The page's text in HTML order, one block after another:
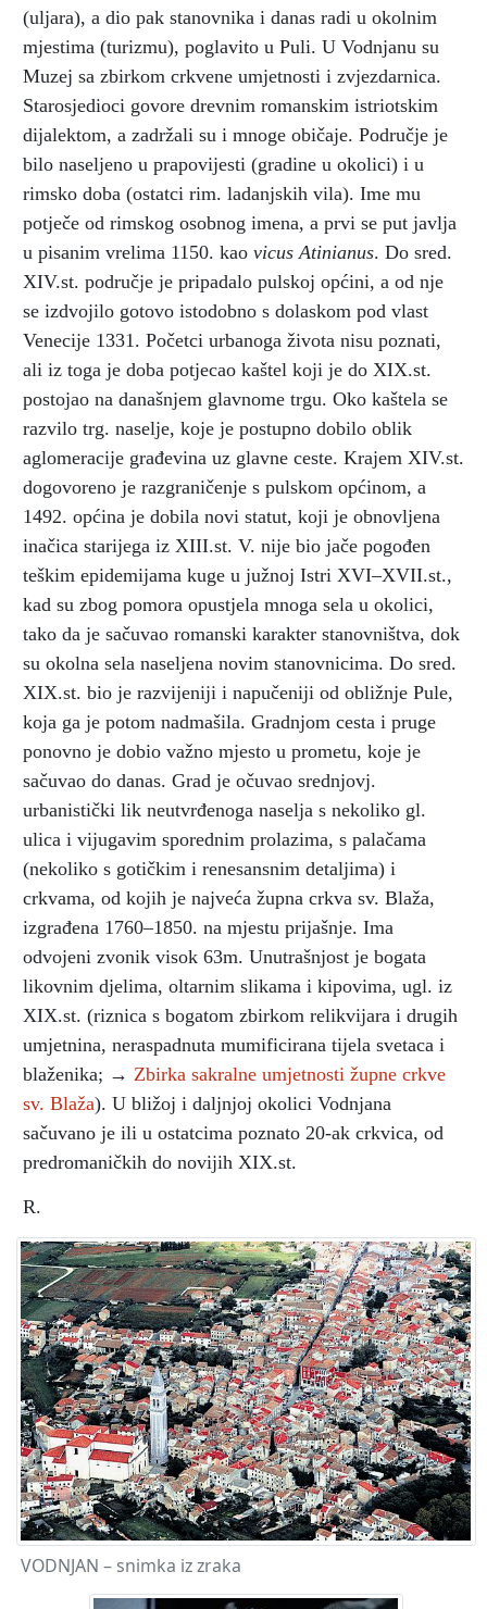
(uljara), a dio pak stanovnika i danas radi u okolnim
mjestima (turizmu), poglavito u Puli. U Vodnjanu su
Muzej sa zbirkom crkvene umjetnosti i zvjezdarnica.
Starosjedioci govore drevnim romanskim istriotskim
dijalektom, a zadržali su i mnoge običaje. Područje je
bilo naseljeno u prapovijesti (gradine u okolici) i u
rimsko doba (ostatci rim. ladanjskih vila). Ime mu
potječe od rimskog osobnog imena, a prvi se put javlja
u pisanim vrelima 1150. kao vicus Atinianus. Do sred.
XIV.st. područje je pripadalo pulskoj općini, a od nje
se izdvojilo gotovo istodobno s dolaskom pod vlast
Venecije 1331. Početci urbanoga života nisu poznati,
ali iz toga je doba potjecao kaštel koji je do XIX.st.
postojao na današnjem glavnome trgu. Oko kaštela se
razvilo trg. naselje, koje je postupno dobilo oblik
aglomeracije građevina uz glavne ceste. Krajem XIV.st.
dogovoreno je razgraničenje s pulskom općinom, a
1492. općina je dobila novi statut, koji je obnovljena
inačica starijega iz XIII.st. V. nije bio jače pogođen
teškim epidemijama kuge u južnoj Istri XVI–XVII.st.,
kad su zbog pomora opustjela mnoga sela u okolici,
tako da je sačuvao romanski karakter stanovništva, dok
su okolna sela naseljena novim stanovnicima. Do sred.
XIX.st. bio je razvijeniji i napučeniji od obližnje Pule,
koja ga je potom nadmašila. Gradnjom cesta i pruge
ponovno je dobio važno mjesto u prometu, koje je
sačuvao do danas. Grad je očuvao srednjovj.
urbanistički lik neutvrđenoga naselja s nekoliko gl.
ulica i vijugavim sporednim prolazima, s palačama
(nekoliko s gotičkim i renesansnim detaljima) i
crkvama, od kojih je najveća župna crkva sv. Blaža,
izgrađena 1760–1850. na mjestu prijašnje. Ima
odvojeni zvonik visok 63m. Unutrašnjost je bogata
likovnim djelima, oltarnim slikama i kipovima, ugl. iz
XIX.st. (riznica s bogatom zbirkom relikvijara i drugih
umjetnina, neraspadnuta mumificirana tijela svetaca i
blaženika; → Zbirka sakralne umjetnosti župne crkve
sv. Blaža). U bližoj i daljnjoj okolici Vodnjana
sačuvano je ili u ostatcima poznato 20-ak crkvica, od
predromaničkih do novijih XIX.st.
R.
VODNJAN – snimka iz zraka